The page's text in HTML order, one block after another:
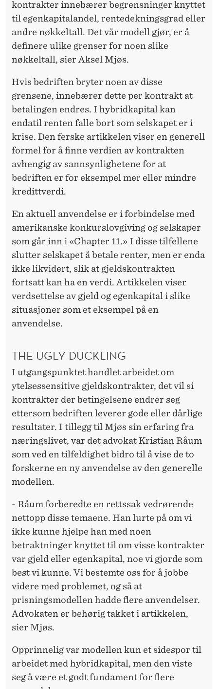
kontrakter innebærer begrensninger knyttet
til egenkapitalandel, rentedekningsgrad eller
andre nøkkeltall. Det vår modell gjør, er å
definere ulike grenser for noen slike
nøkkeltall, sier Aksel Mjøs.
Hvis bedriften bryter noen av disse
grensene, innebærer dette per kontrakt at
betalingen endres. I hybridkapital kan
endatil renten falle bort som selskapet er i
krise. Den ferske artikkelen viser en generell
formel for å finne verdien av kontrakten
avhengig av sannsynlighetene for at
bedriften er for eksempel mer eller mindre
kredittverdi.
En aktuell anvendelse er i forbindelse med
amerikanske konkurslovgiving og selskaper
som går inn i «Chapter 11.» I disse tilfellene
slutter selskapet å betale renter, men er enda
ikke likvidert, slik at gjeldskontrakten
fortsatt kan ha en verdi. Artikkelen viser
verdsettelse av gjeld og egenkapital i slike
situasjoner som et eksempel på en
anvendelse.
THE UGLY DUCKLING
I utgangspunktet handlet arbeidet om
ytelsessensitive gjeldskontrakter, det vil si
kontrakter der betingelsene endrer seg
ettersom bedriften leverer gode eller dårlige
resultater. I tillegg til Mjøs sin erfaring fra
næringslivet, var det advokat Kristian Råum
som ved en tilfeldighet bidro til å vise de to
forskerne en ny anvendelse av den generelle
modellen.
- Råum forberedte en rettssak vedrørende
nettopp disse temaene. Han lurte på om vi
ikke kunne hjelpe han med noen
betraktninger knyttet til om visse kontrakter
var gjeld eller egenkapital, noe vi gjorde som
best vi kunne. Vi bestemte oss for å jobbe
videre med problemet, og så at
prisningsmodellen hadde flere anvendelser.
Advokaten er behørig takket i artikkelen,
sier Mjøs.
Opprinnelig var modellen kun et sidespor til
arbeidet med hybridkapital, men den viste
seg å være et godt fundament for flere